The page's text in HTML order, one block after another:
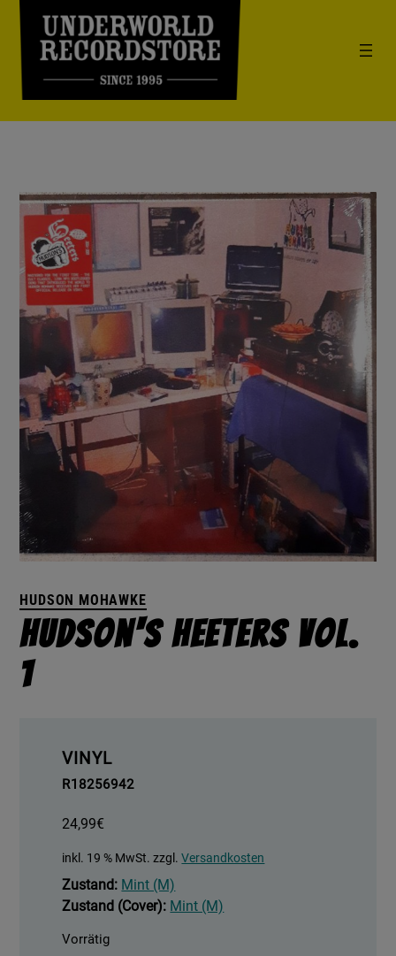
HUDSON MOHAWKE
Hudson's Heeters Vol.
1
VINYL
R18256942
24,99€
inkl. 19 % MwSt. zzgl.Versandkosten
Zustand: Mint (M)
Zustand (Cover): Mint (M)
Vorrätig